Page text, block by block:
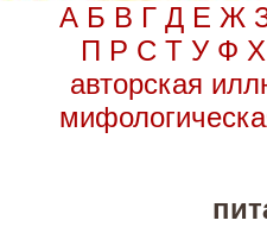
А Б В Г Д Е Ж
П Р С Т У Ф Х
авторская